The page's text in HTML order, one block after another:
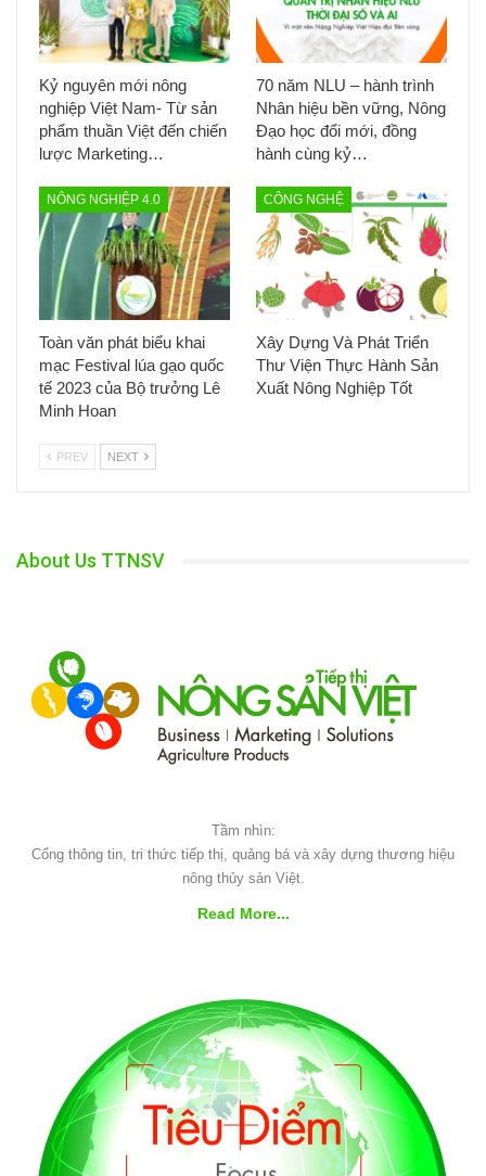
Kỷ nguyên mới nông
nghiệp Việt Nam- Từ sản
phẩm thuần Việt đến chiến
lược Marketing…
70 năm NLU – hành trình
Nhân hiệu bền vững, Nông
Đạo học đổi mới, đồng
hành cùng kỷ…
NÔNG NGHIỆP 4.0
Toàn văn phát biểu khai
mạc Festival lúa gạo quốc
tế 2023 của Bộ trưởng Lê
Minh Hoan
CÔNG NGHỆ
Xây Dựng Và Phát Triển
Thư Viện Thực Hành Sản
Xuất Nông Nghiệp Tốt
PREV NEXT
About Us TTNSV
Tầm nhìn:
Cổng thông tin, tri thức tiếp thị, quảng bá và xây dựng thương hiệu
nông thủy sản Việt.
Read More...